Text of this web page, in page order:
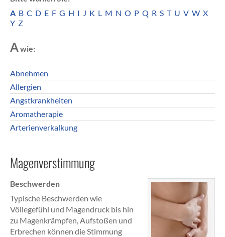
A B C D E F G H I J K L M N O P Q R S T U V W X
Y Z
Awie:
Abnehmen
Allergien
Angstkrankheiten
Aromatherapie
Arterienverkalkung
Magenverstimmung
Beschwerden
Typische Beschwerden wie
Völlegefühl und Magendruck bis hin
zu Magenkrämpfen, Aufstoßen und
Erbrechen können die Stimmung